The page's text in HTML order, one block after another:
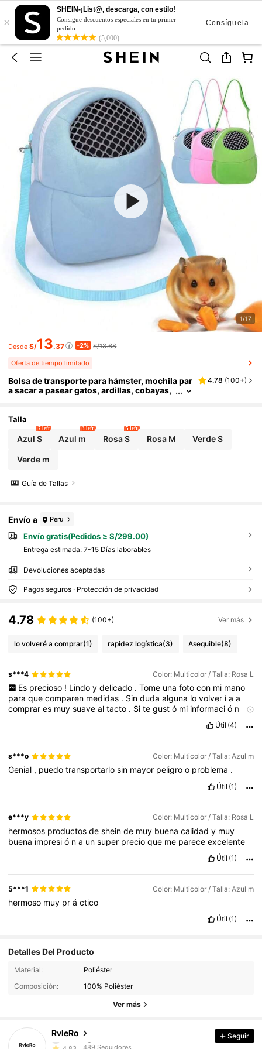
Consíguela
×
SHEIN-¡List@, descarga, con estilo!
Consigue descuentos especiales en tu primer
pedido
(5,000)
1/17
Desde S/13.37 -2% S/13.68
Oferta de tiempo limitado
Bolsa de transporte para hámster, mochila par
a sacar a pasear gatos, ardillas, cobayas,
4.78 (100+)
Talla
Azul S
7 left
Azul m
3 left
Rosa S
5 left
Rosa M Verde S
Verde m
Guía de Tallas
Envío a Peru
Envío gratis(Pedidos ≥ S/299.00)
Entrega estimada: 7-15 Días laborables
Devoluciones aceptadas
Pagos seguros · Protección de privacidad
4.78 (100+) Ver más
lo volveré a comprar(1) rapidez logística(3) Asequible(8)
s***4 Color: Multicolor / Talla: Rosa L
Es precioso ! Lindo y delicado . Tome una foto con mi mano
paraquecomparen medidas . Sindudaalguna lovolver íaa
comprares muysuavealtacto . Sitegustó mi informació n
Útil (4)
s***o Color: Multicolor / Talla: Azul m
Genial , puedotransportarlosin mayor peligroo problema .
Útil (1)
e***y Color: Multicolor / Talla: Rosa L
hermosos productosdesheinde muy buenacalidady muy
buena impresió na unsuper precioque me pareceexcelente
Útil (1)
5***1 Color: Multicolor / Talla: Azul m
hermoso muy práctico
Útil (1)
Detalles Del Producto
Material:
Poliéster
Composición:
100% Poliéster
Ver más
RvleRo
489 Seguidores
4.83 489 Seguidores
Seguir